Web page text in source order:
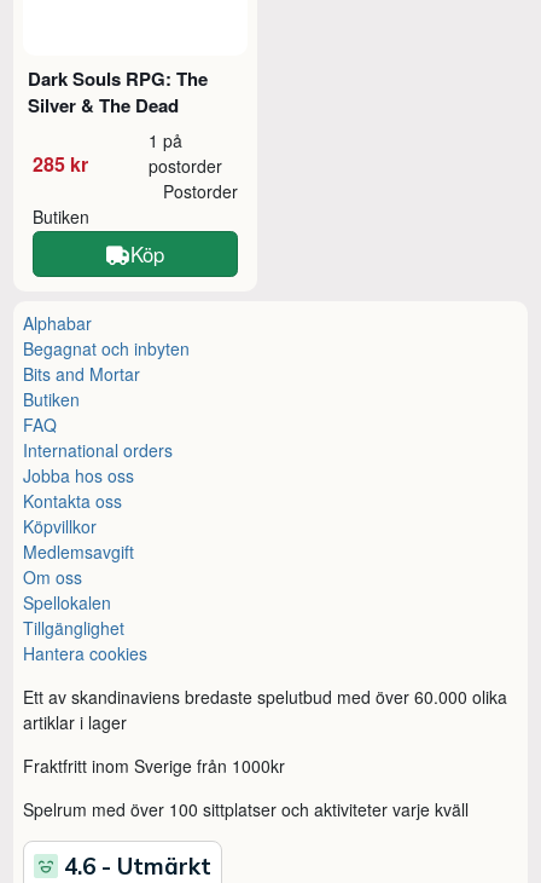
Dark Souls RPG: The
Silver & The Dead
285 kr
1 på
postorder
Butiken
Postorder
Köp
Alphabar
Begagnat och inbyten
Bits and Mortar
Butiken
FAQ
International orders
Jobba hos oss
Kontakta oss
Köpvillkor
Medlemsavgift
Om oss
Spellokalen
Tillgänglighet
Hantera cookies
Ett av skandinaviens bredaste spelutbud med över 60.000 olika
artiklar i lager
Fraktfritt inom Sverige från 1000kr
Spelrum med över 100 sittplatser och aktiviteter varje kväll